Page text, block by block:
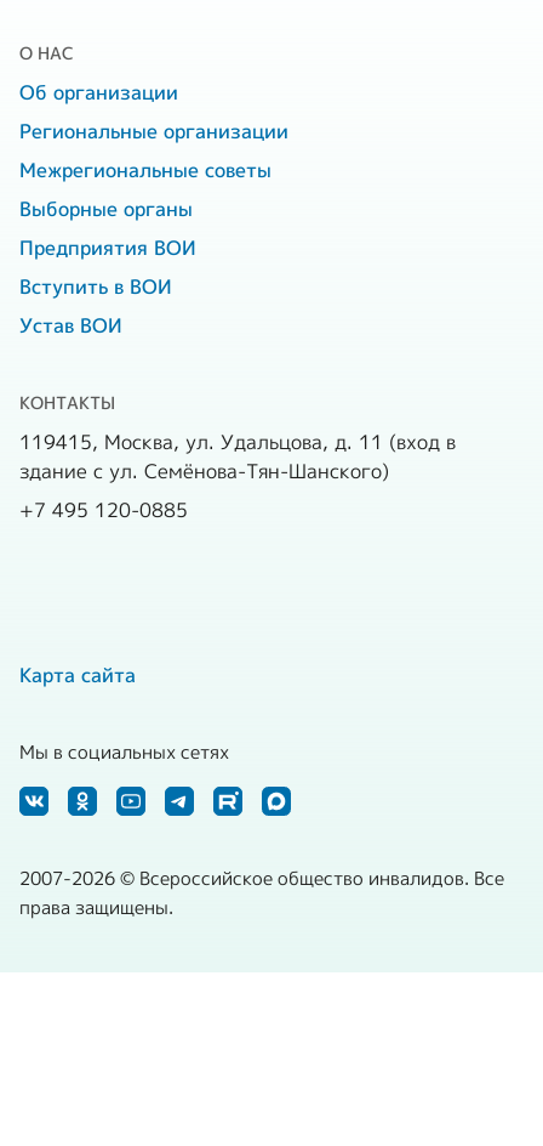
О НАС
Об организации
Региональные организации
Межрегиональные советы
Выборные органы
Предприятия ВОИ
Вступить в ВОИ
Устав ВОИ
КОНТАКТЫ
119415, Москва, ул. Удальцова, д. 11 (вход в
здание с ул. Семёнова-Тян-Шанского)
+7 495 120-0885
Карта сайта
Мы в социальных сетях
2007-2026 © Всероссийское общество инвалидов. Все
права защищены.